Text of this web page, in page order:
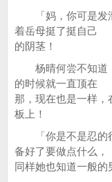
「妈，你可是发泄
着岳母挺了挺自己
的阴茎！
杨晴何尝不知道，
的时候就一直顶在
那，现在也是一样，
板上！
「你是不是忍的很
备好了要做点什么，
同样她也知道一般的